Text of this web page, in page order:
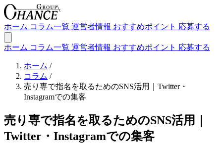
ホーム コラム一覧 運営者情報 おすすめポイント 応募する
ホーム コラム一覧 運営者情報 おすすめポイント 応募する
ホーム /
コラム /
売り専で指名を取るためのSNS活用｜Twitter・
Instagramでの集客
売り専で指名を取るためのSNS活用｜
Twitter・Instagramでの集客